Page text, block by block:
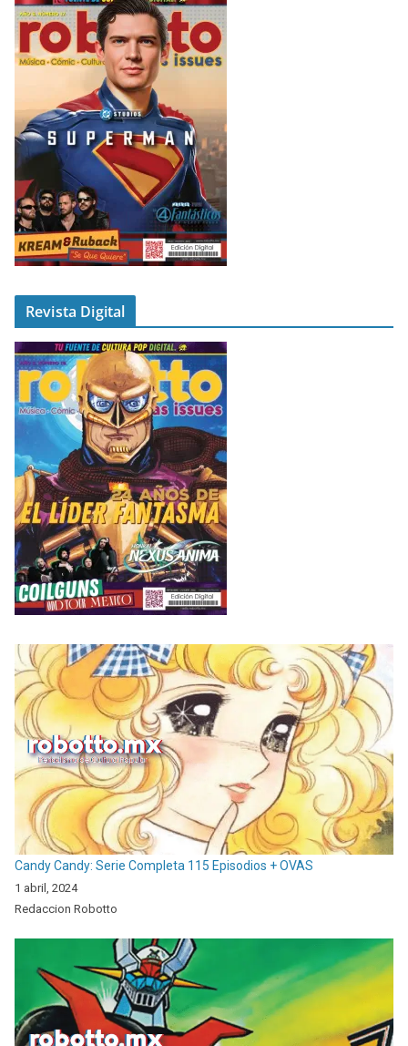
Revista Digital
Candy Candy: Serie Completa 115 Episodios + OVAS
1 abril, 2024
Redaccion Robotto